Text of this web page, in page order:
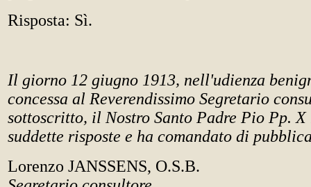
Risposta: Sì.
Il giorno 12 giugno 1913, nell'udienza
concessa al Reverendissimo Segretario
sottoscritto, il Nostro Santo Padre Pio Pp.
suddette risposte e ha comandato di
Lorenzo JANSSENS, O.S.B.